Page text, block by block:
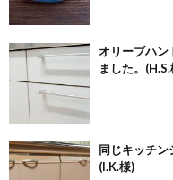
オリーブハン
ました。(H.S.
同じキッチン
(I.K.様)